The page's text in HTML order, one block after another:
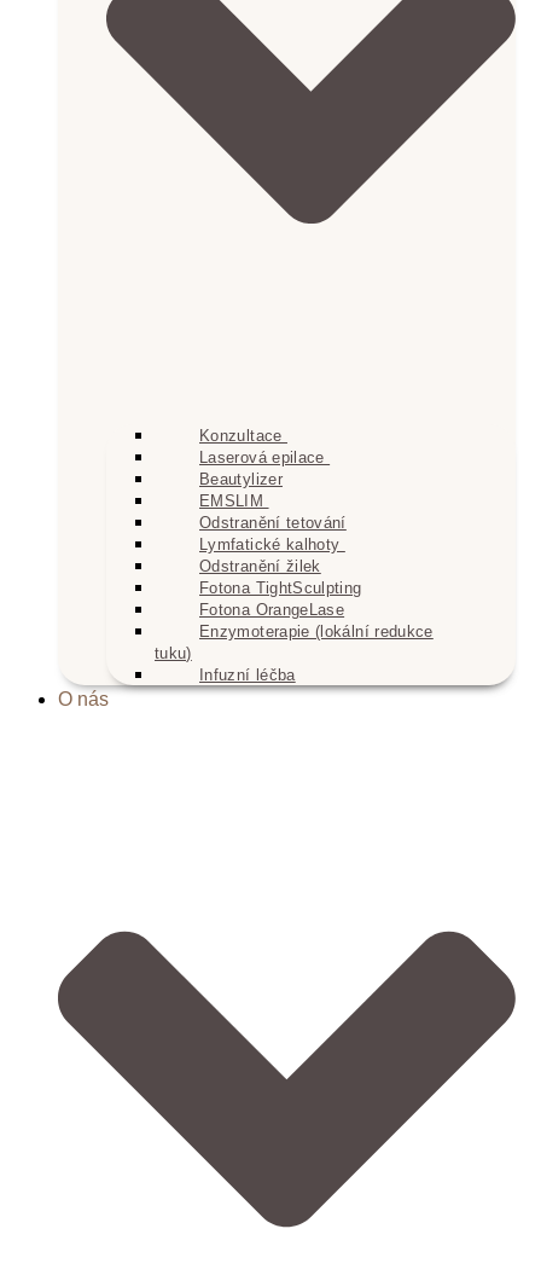
Konzultace
Laserová epilace
Beautylizer
EMSLIM
Odstranění tetování
Lymfatické kalhoty
Odstranění žilek
Fotona TightSculpting
Fotona OrangeLase
Enzymoterapie (lokální redukce
tuku)
Infuzní léčba
O nás